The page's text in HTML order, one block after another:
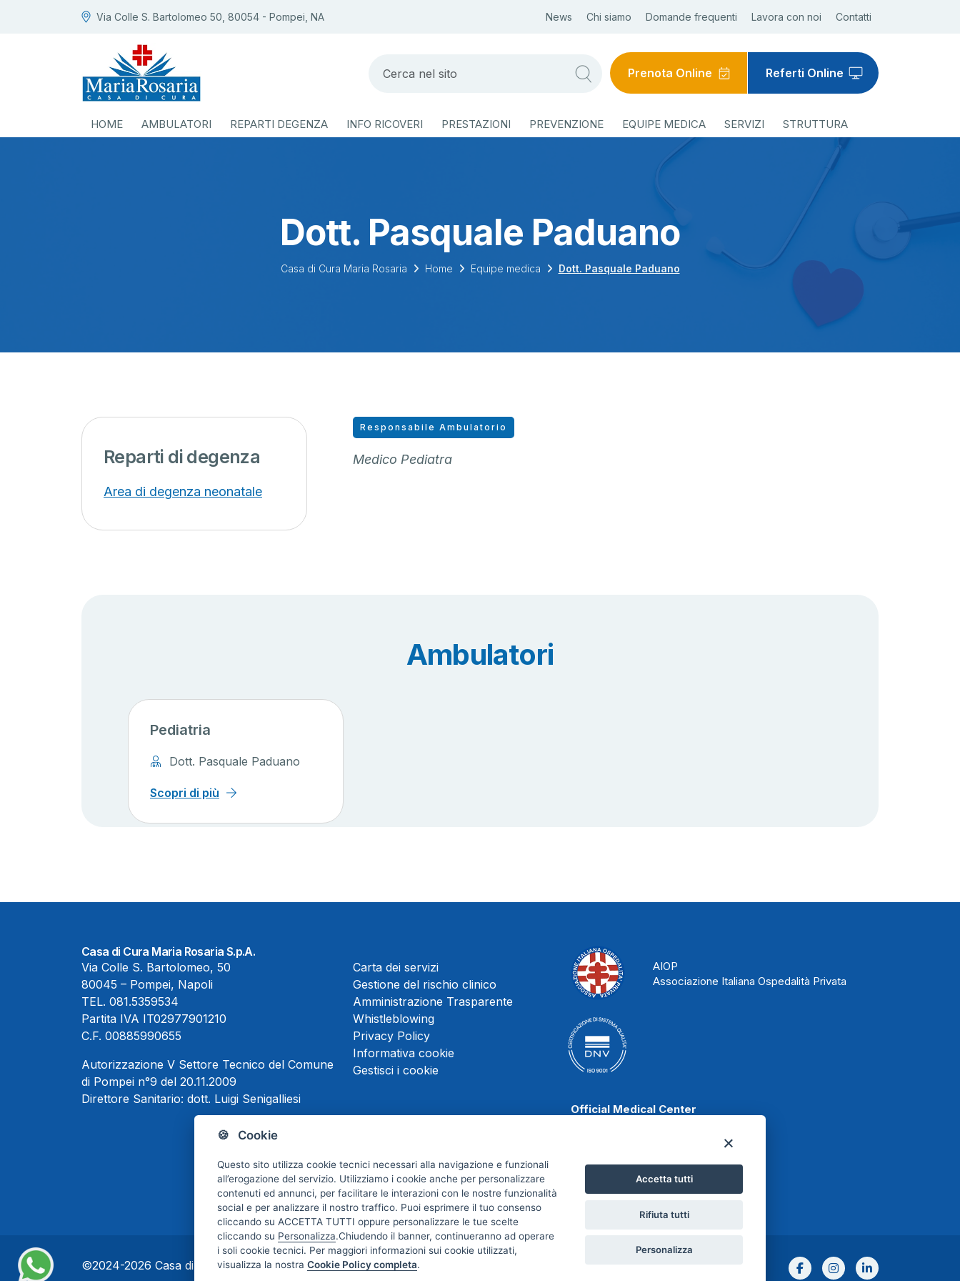
🍪 Cookie
Questo sito utilizza cookie tecnici necessari alla navigazione e funzionali
all’erogazione del servizio. Utilizziamo i cookie anche per personalizzare
contenuti ed annunci, per facilitare le interazioni con le nostre funzionalità
social e per analizzare il nostro traffico. Puoi esprimere il tuo consenso
cliccando su ACCETTA TUTTI oppure personalizzare le tue scelte
cliccando su Personalizza.Chiudendo il banner, continueranno ad operare
i soli cookie tecnici. Per maggiori informazioni sui cookie utilizzati,
visualizza la nostra Cookie Policy completa.
Accetta tutti
Rifiuta tutti
Personalizza
Via Colle S. Bartolomeo 50, 80054 - Pompei, NA News Chi siamo Domande frequenti Lavora con noi Contatti
Prenota Online Referti Online
HOME AMBULATORI REPARTI DEGENZA INFO RICOVERI PRESTAZIONI PREVENZIONE EQUIPE MEDICA SERVIZI STRUTTURA
Dott. Pasquale Paduano
Casa di Cura Maria Rosaria Home Equipe medica Dott. Pasquale Paduano
Reparti di degenza
Area di degenza neonatale
Responsabile Ambulatorio
Medico Pediatra
Ambulatori
Pediatria
Dott. Pasquale Paduano
Scopri di più
Casa di Cura Maria Rosaria S.p.A.
Via Colle S. Bartolomeo, 50
80045 – Pompei, Napoli
TEL. 081.5359534
Partita IVA IT02977901210
C.F. 00885990655
Autorizzazione V Settore Tecnico del Comune
di Pompei n°9 del 20.11.2009
Direttore Sanitario: dott. Luigi Senigalliesi
Carta dei servizi
Gestione del rischio clinico
Amministrazione Trasparente
Whistleblowing
Privacy Policy
Informativa cookie
Gestisci i cookie
AIOP
Associazione Italiana Ospedalità Privata
Official Medical Center
Scafati Basket
©2024-2026 Casa di Cura Maria Rosaria S.p.A. - Credits:Meetweb